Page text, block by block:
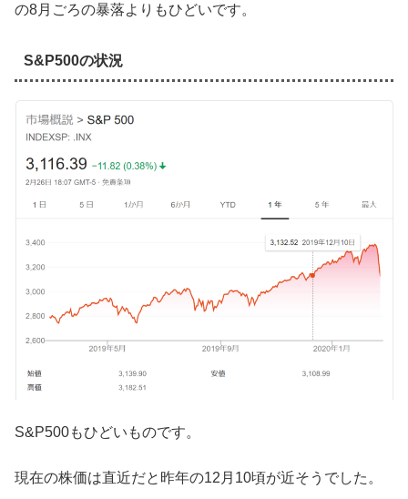
の8月ごろの暴落よりもひどいです。
S&P500の状況
S&P500もひどいものです。
現在の株価は直近だと昨年の12月10頃が近そうでした。